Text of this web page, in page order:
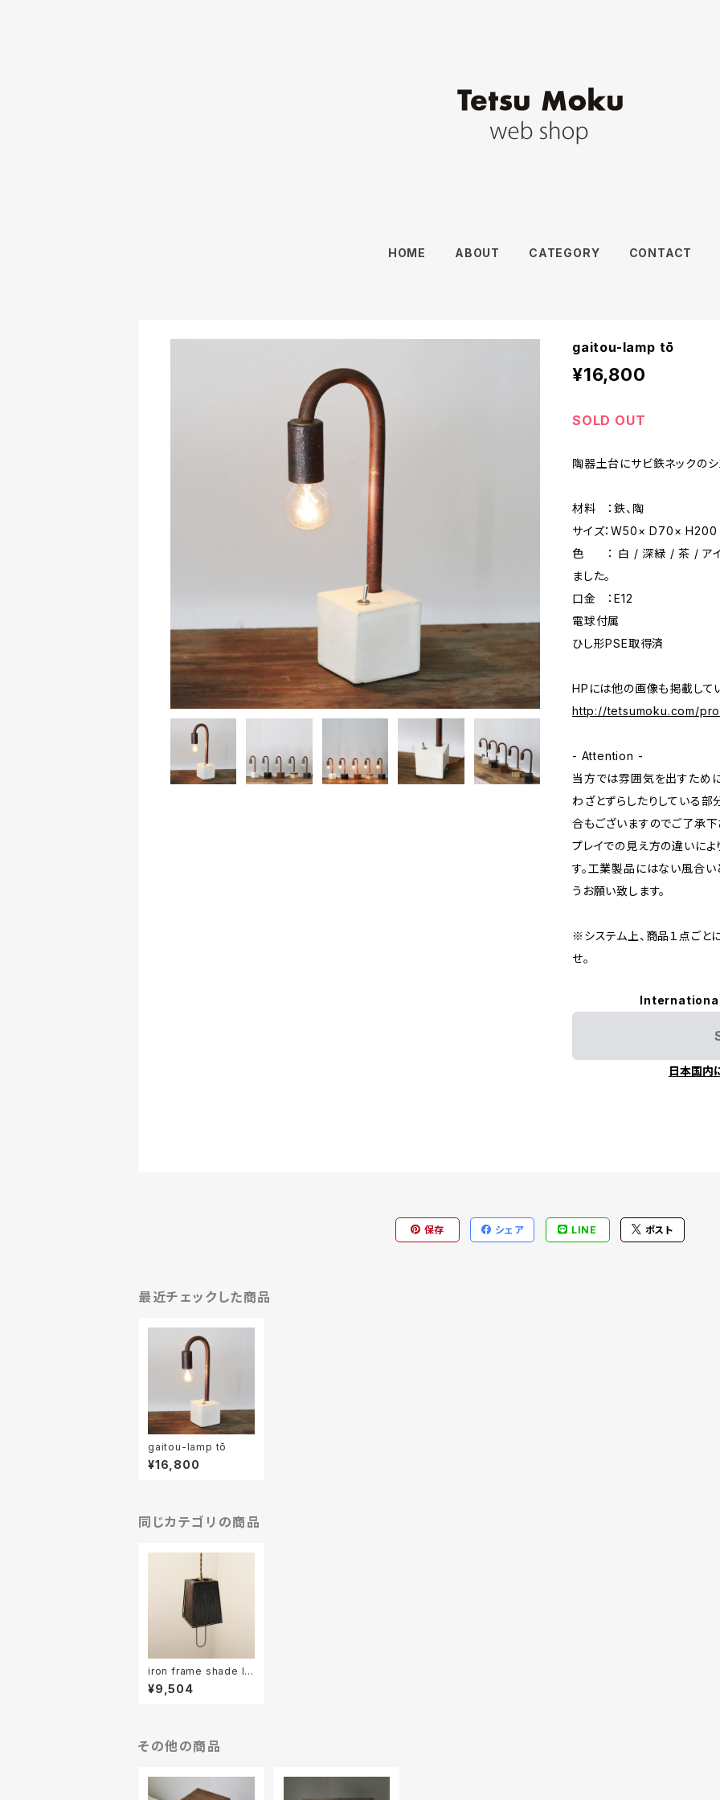
HOME ABOUT CATEGORY CONTACT
gaitou-lamp tō
¥16,800
SOLD OUT
陶器土台にサビ鉄ネックのシ
材料 ：鉄、陶
サイズ：W50× D70×
色 ： 白 / 深緑 / 茶 / ア
ました。
口金 ：E12
電球付属
ひし形PSE取得済
HPには他の画像も掲載して
http://tetsumoku.com/
- Attention -
当方では雰囲気を出すため
わざとずらしたりしている
合もございますのでご了承下
プレイでの見え方の違いに
す。工業製品にはない風合
うお願い致します。
※システム上、商品１点ごと
せ。
日本国内
保存 シェア LINE ポスト
最近チェックした商品
gaitou-lamp tō
¥16,800
同じカテゴリの商品
iron frame shade la
mp
¥9,504
その他の商品